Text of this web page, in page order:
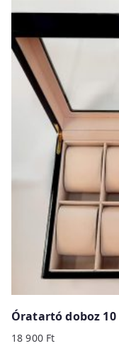
Óratartó doboz
18 900 Ft